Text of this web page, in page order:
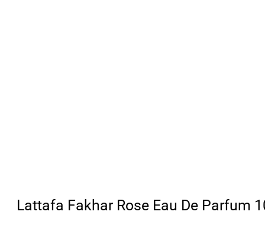
Lattafa Fakhar Rose Eau De Parfum